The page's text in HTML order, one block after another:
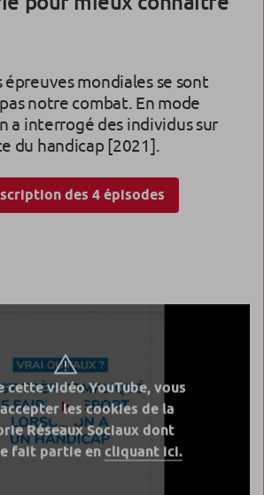
épreuves mondiales se sont
notre combat. En mode
a interrogé des individus sur
du handicap [2021].
des 4 épisodes
cette vidéo YouTube, vous
les cookies de la
Réseaux Sociaux dont
fait partie en cliquant ici.